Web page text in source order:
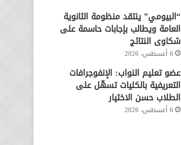
“البيومي” ينتقد منظومة الثانوية
العامة ويطالب بإجابات حاسمة على
شكاوى النتائج
6 أغسطس، 2026
عضو تعليم النواب: الإنفوجرافات
التعريفية بالكليات تسهّل على
الطلاب حسن الاختيار
6 أغسطس، 2026